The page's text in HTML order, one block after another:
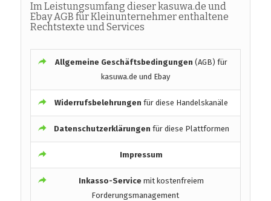
Im Leistungsumfang dieser kasuwa.de und
Ebay AGB für Kleinunternehmer enthaltene
Rechtstexte und Services
Allgemeine Geschäftsbedingungen (AGB) für
kasuwa.de und Ebay
Widerrufsbelehrungenfür diese Handelskanäle
Datenschutzerklärungen für diese Plattformen
Impressum
Inkasso-Service mit kostenfreiem
Forderungsmanagement